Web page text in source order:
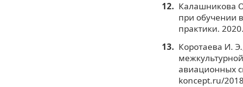
Калашникова
при обучении
практики.
Коротаева И.
авиационных
koncept.ru/